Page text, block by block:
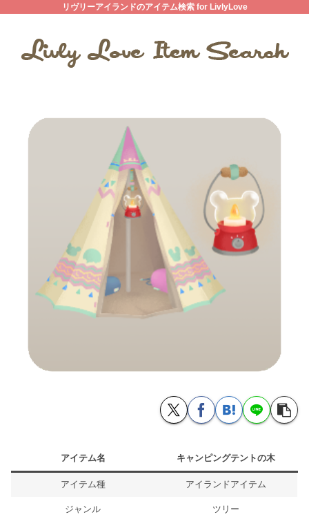
リヴリーアイランドのアイテム検索 for LivlyLove
アイテム名 キャンピングテントの木
アイテム種 アイランドアイテム
ジャンル ツリー